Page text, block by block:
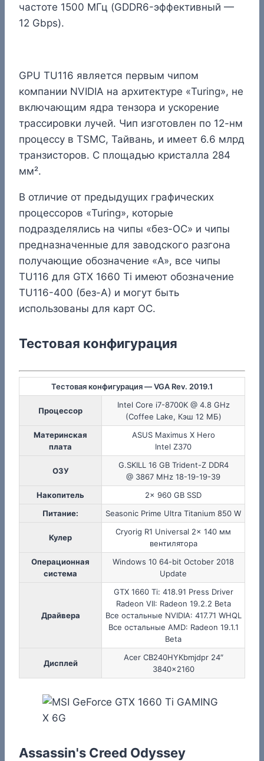
частоте 1500 МГц (GDDR6-эффективный —
12 Gbps).
GPU TU116 является первым чипом
компании NVIDIA на архитектуре «Turing», не
включающим ядра тензора и ускорение
трассировки лучей. Чип изготовлен по 12-нм
процессу в TSMC, Тайвань, и имеет 6.6 млрд
транзисторов. С площадью кристалла 284
мм².
В отличие от предыдущих графических
процессоров «Turing», которые
подразделялись на чипы «без-OC» и чипы
предназначенные для заводского разгона
получающие обозначение «A», все чипы
TU116 для GTX 1660 Ti имеют обозначение
TU116-400 (без-A) и могут быть
использованы для карт OC.
Тестовая конфигурация
Тестовая конфигурация — VGA Rev. 2019.1
Процессор
Intel Core i7-8700K @ 4.8 GHz
(Coffee Lake, Кэш 12 МБ)
Материнская
плата
ASUS Maximus X Hero
Intel Z370
ОЗУ
G.SKILL 16 GB Trident-Z DDR4
@ 3867 MHz 18-19-19-39
Накопитель
2x 960 GB SSD
Питание:
Seasonic Prime Ultra Titanium 850 W
Кулер
Cryorig R1 Universal 2x 140 мм
вентилятора
Операционная
система
Windows 10 64-bit October 2018
Update
Драйвера
GTX 1660 Ti: 418.91 Press Driver
Radeon VII: Radeon 19.2.2 Beta
Все остальные NVIDIA: 417.71 WHQL
Все остальные AMD: Radeon 19.1.1
Beta
Дисплей
Acer CB240HYKbmjdpr 24″
3840×2160
Assassin's Creed Odyssey